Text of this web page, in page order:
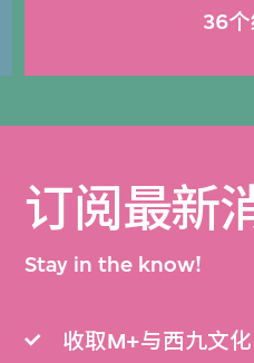
36
订阅最新
Stay in the know!
收取M+与西九文